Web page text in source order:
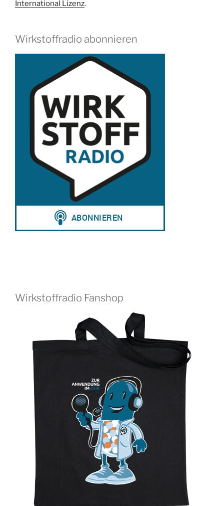
International Lizenz.
Wirkstoffradio abonnieren
Wirkstoffradio Fanshop